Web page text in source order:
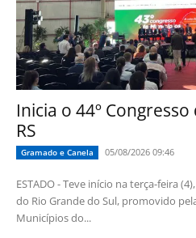
Inicia o 44º
RS
Gramado e Canela 05/08/2026 09:46
ESTADO - Teve início na terça-feira
do Rio Grande do Sul, promovido
Municípios do...